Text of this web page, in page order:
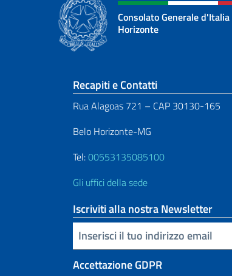
Consolato Generale d'Italia
Horizonte
Sezione footer
Recapiti e Contatti
Rua Alagoas 721 – CAP 30130-165
Belo Horizonte-MG
Tel:00553135085100
Gli uffici della sede
Iscriviti alla nostra Newsletter
Inserisci la tua email
Accettazione GDPR